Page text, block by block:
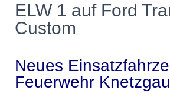
ELW 1 auf Ford
Custom
Neues
Feuerwehr Knetzgau